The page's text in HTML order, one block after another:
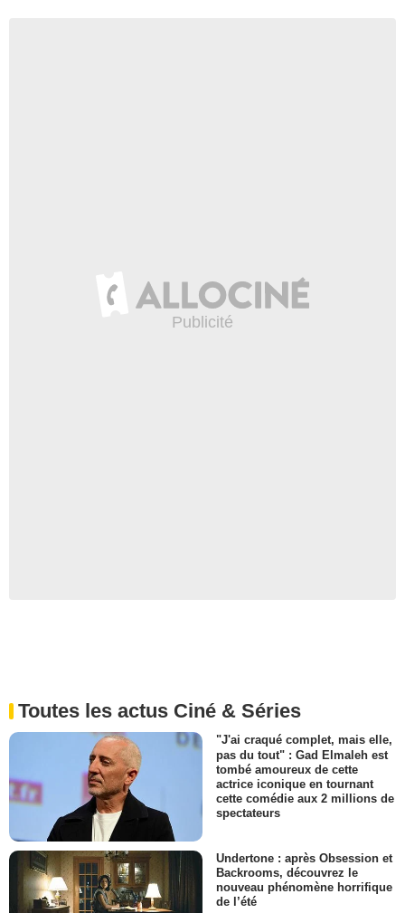
Toutes les actus Ciné & Séries
"J'ai craqué complet, mais elle,
pas du tout" : Gad Elmaleh est
tombé amoureux de cette
actrice iconique en tournant
cette comédie aux 2 millions de
spectateurs
Undertone : après Obsession et
Backrooms, découvrez le
nouveau phénomène horrifique
de l’été